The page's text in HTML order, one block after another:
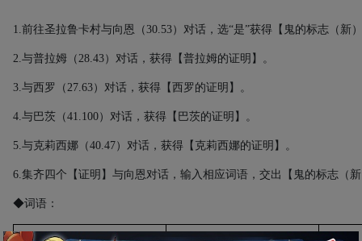
1.前往圣拉鲁卡村与向恩（30.53）对话，选“是”获得【鬼的标志（新
2.与普拉姆（28.43）对话，获得【普拉姆的证明】。
3.与西罗（27.63）对话，获得【西罗的证明】。
4.与巴茨（41.100）对话，获得【巴茨的证明】。
5.与克莉西娜（40.47）对话，获得【克莉西娜的证明】。
6.集齐四个【证明】与向恩对话，输入相应词语，交出【鬼的标志（
◆词语：